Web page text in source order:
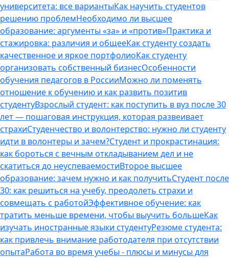
университета: все вариантыКак научить студентов
решению проблемНеобходимо ли высшее
образование: аргументы «за» и «против»Практика и
стажировка: различия и общееКак студенту создать
качественное и яркое портфолиоКак студенту
организовать собственный бизнесОсобенности
обучения педагогов в РоссииМожно ли поменять
отношение к обучению и как развить позитив
студентуВзрослый студент: как поступить в вуз после 30
лет — пошаговая инструкция, которая развеивает
страхиСтуденчество и волонтерство: нужно ли cтуденту
идти в волонтеры и зачем?Студент и прокрастинация:
как бороться с вечным откладыванием дел и не
скатиться до неуспеваемостиВторое высшее
образование: зачем нужно и как получитьСтудент после
30: как решиться на учебу, преодолеть страхи и
совмещать с работойЭффективное обучение: как
тратить меньше времени, чтобы выучить большеКак
изучать иностранные языки студентуРезюме студента:
как привлечь внимание работодателя при отсутствии
опытаРабота во время учебы - плюсы и минусы для